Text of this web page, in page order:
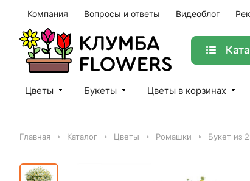
Компания Вопросы и ответы Видеоблог
Цветы Букеты Цветы в корзинах
Главная Каталог Цветы Ромашки Букет из